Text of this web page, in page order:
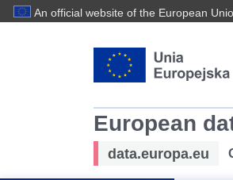
An official website of the European
European
data.europa.eu